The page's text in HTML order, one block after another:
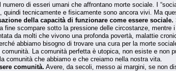
di esseri umani che affrontano morte sociale. I
tecnicamente e fisicamente sono ancora vivi. Ma
della capacità di funzionare come essere sociale.
fine scompare sotto la pressione delle circostanze,
da molti che vivono una profonda povertà, malattie
abbiamo bisogno di trovare una cura per la morte
La comunità perfetta è utopica, non esiste e non
comunità che abbiamo e che creiamo nella nostra vita.
comunità. Avere, da secoli, messo ai margini, se non